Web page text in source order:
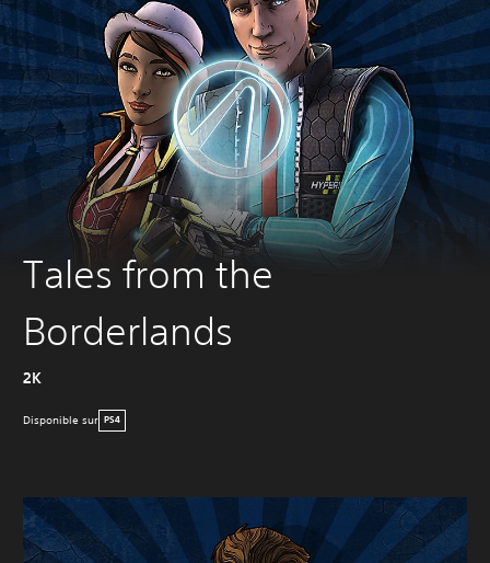
Tales from the
Borderlands
2K
Disponible sur PS4